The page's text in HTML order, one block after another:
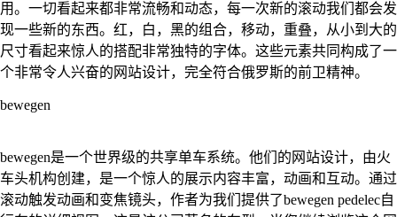
用。一切看起来都非常流畅和动态，每一次新的滚动我们都会发
现一些新的东西。红，白，黑的组合，移动，重叠，从小到大的
尺寸看起来惊人的搭配非常独特的字体。这些元素共同构成了一
个非常令人兴奋的网站设计，完全符合俄罗斯的前卫精神。
bewegen
bewegen是一个世界级的共享单车系统。他们的网站设计，由火
车头机构创建，是一个惊人的展示内容丰富，动画和互动。通过
滚动触发动画和变焦镜头，作者为我们提供了bewegen pedelec自